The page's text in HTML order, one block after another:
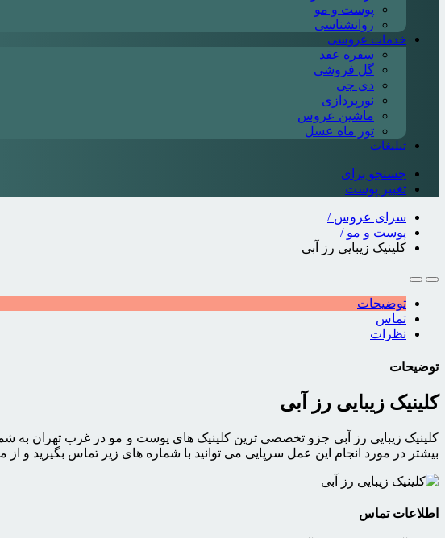
پوست و مو
روانشناسی
خدمات عروسی
سفره عقد
گل فروشی
دی جی
نورپردازی
ماشین عروس
تور ماه عسل
تبلیغات
جستجو برای
تغییر پوست
سرای عروس /
پوست و مو /
کلینیک زیبایی رز آبی
توضیحات
تماس
نظرات
توضیحات
کلینیک زیبایی رز آبی
کلینیک زیبایی رز آبی جزو تخصصی ترین کلینیک های پوست و مو در غرب تهران به
بیشتر در مورد انجام این عمل سرپایی می توانید با شماره های زیر تماس بگیرید و از
اطلاعات تماس